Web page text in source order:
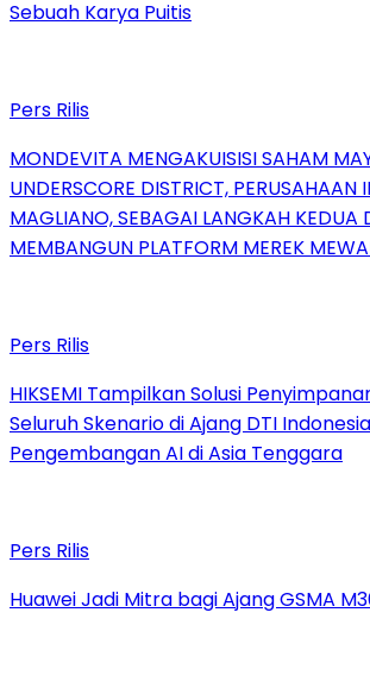
Sebuah Karya Puitis
Pers Rilis
MONDEVITA MENGAKUISISI SAHAM
UNDERSCORE DISTRICT, PERUSAHAAN
MAGLIANO, SEBAGAI LANGKAH KEDUA
MEMBANGUN PLATFORM MEREK
Pers Rilis
HIKSEMI Tampilkan Solusi
Seluruh Skenario di Ajang DTI
Pengembangan AI di Asia Tenggara
Pers Rilis
Huawei Jadi Mitra bagi Ajang GSMA